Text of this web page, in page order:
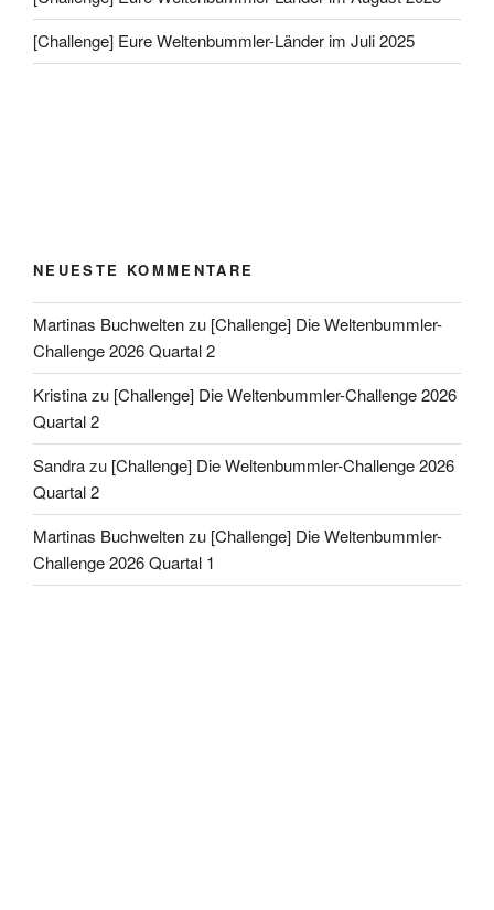
[Challenge] Eure Weltenbummler-Länder im Juli 2025
NEUESTE KOMMENTARE
Martinas Buchweltenzu [Challenge] Die Weltenbummler-
Challenge 2026 Quartal 2
Kristinazu [Challenge] Die Weltenbummler-Challenge 2026
Quartal 2
Sandrazu [Challenge] Die Weltenbummler-Challenge 2026
Quartal 2
Martinas Buchweltenzu [Challenge] Die Weltenbummler-
Challenge 2026 Quartal 1